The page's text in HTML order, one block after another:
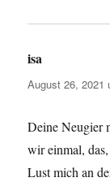
isa
August 26, 2021
Deine Neugier
wir einmal,
Lust mich an